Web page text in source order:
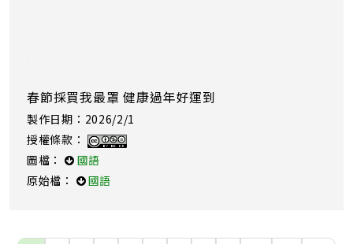
春節採買我最罩 健康過年好運到
製作日期：2026/2/1
授權條款：
圖檔：
國語
原始檔：
國語